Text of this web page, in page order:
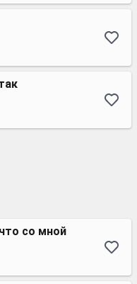
со мной